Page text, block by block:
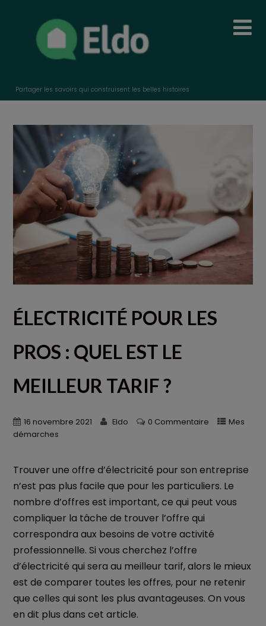
Partager les savoirs qui construisent les belles histoires
ÉLECTRICITÉ POUR LES
PROS : QUEL EST LE
MEILLEUR TARIF ?
16 novembre 2021 Eldo 0 Commentaire
Mes
démarches
Trouver une offre d’électricité pour son entreprise
n’est pas plus facile que pour les particuliers. Le
nombre d’offres est important, ce qui peut vous
compliquer la tâche de trouver l’offre qui
correspondra aux besoins de votre activité
professionnelle. Si vous cherchez l’offre
d’électricité qui sera au meilleur tarif, alors le mieux
est de comparer toutes les offres, pour ne retenir
que celles qui sont les plus avantageuses. On vous
en dit plus dans cet article.